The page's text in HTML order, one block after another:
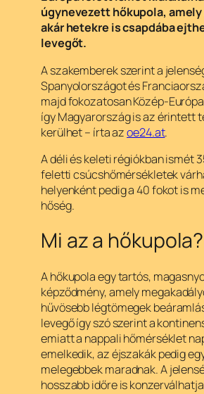
úgynevezett hőkupola,
akár hetekre is csapdába
levegőt.
A szakemberek szerint a
Spanyolországot és
majd fokozatosan Közép-
így Magyarország is az érintett
kerülhet – írta azoe24.at.
A déli és keleti régiókban ismét
feletti csúcshőmérsékletek
helyenként pedig a 40 fokot is
hőség.
Mi az a hőkupola?
A hőkupola egy tartós,
képződmény, amely
hűvösebb légtömegek
levegő így szó szerint a
emiatt a nappali hőmérséklet
emelkedik, az éjszakák pedig
melegebbek maradnak. A
hosszabb időre is